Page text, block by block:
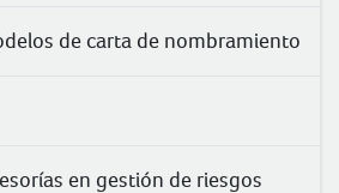
de carta de nombramiento
en gestión de riesgos